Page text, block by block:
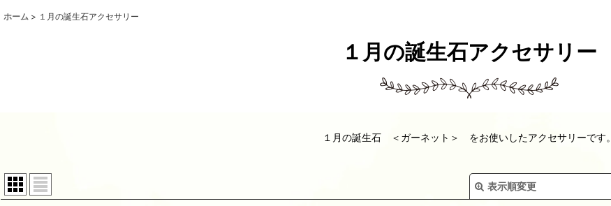
ホーム > １月の誕生石アクセサリー
１月の誕生石アクセサリー
１月の誕生石 ＜ガーネット＞ をお使いしたアクセサリーです。
表示順変更